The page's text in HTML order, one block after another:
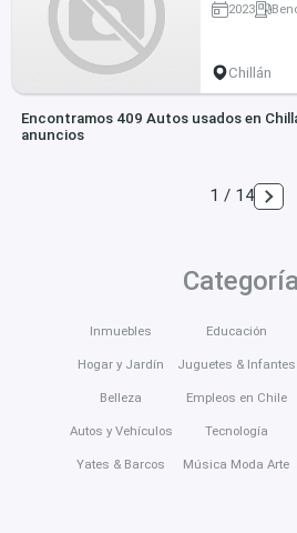
2023
Chillán
Encontramos 409 Autos usados en
anuncios
1 / 14
Inmuebles
Hogar y Jardín
Belleza
Autos y Vehículos
Yates & Barcos
Educación
Juguetes & Infantes
Empleos en Chile
Tecnología
Música Moda Arte